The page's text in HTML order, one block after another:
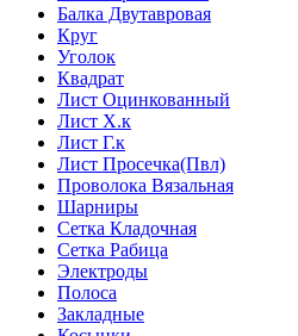
Балка Двутавровая
Круг
Уголок
Квадрат
Лист Оцинкованный
Лист Х.к
Лист Г.к
Лист Просечка(Пвл)
Проволока Вязальная
Шарниры
Сетка Кладочная
Сетка Рабица
Электроды
Полоса
Закладные